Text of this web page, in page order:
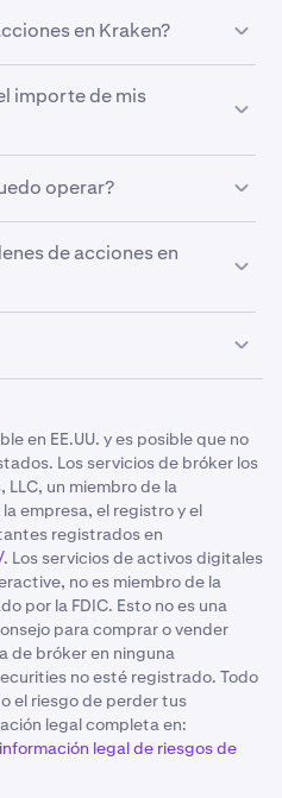
en Kraken?
en estados que cumplen
más información, visita
al cliente"Empezar con
importe de mis
tras vender tus valores.
operar?
y más.de acciones en
mercado, se pondrá en cola
próxima sesión de trading.
en EE.UU. y es posible que no
Los servicios de bróker los
un miembro de la
empresa, el registro y el
registrados en
. Los servicios de activos digitales
no es miembro de la
por la FDIC. Esto no es una
para comprar o vender
de bróker en ninguna
no esté registrado. Todo
el riesgo de perder tus
legal completa en:
información legal de riesgos de